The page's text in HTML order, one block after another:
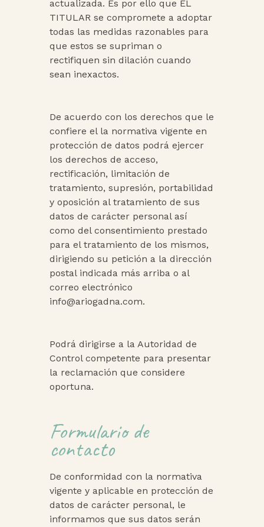
actualizada. Es por ello que EL
TITULAR se compromete a adoptar
todas las medidas razonables para
que estos se supriman o
rectifiquen sin dilación cuando
sean inexactos.
De acuerdo con los derechos que le
confiere el la normativa vigente en
protección de datos podrá ejercer
los derechos de acceso,
rectificación, limitación de
tratamiento, supresión, portabilidad
y oposición al tratamiento de sus
datos de carácter personal así
como del consentimiento prestado
para el tratamiento de los mismos,
dirigiendo su petición a la dirección
postal indicada más arriba o al
correo electrónico
info@ariogadna.com.
Podrá dirigirse a la Autoridad de
Control competente para presentar
la reclamación que considere
oportuna.
Formulario de
contacto
De conformidad con la normativa
vigente y aplicable en protección de
datos de carácter personal, le
informamos que sus datos serán